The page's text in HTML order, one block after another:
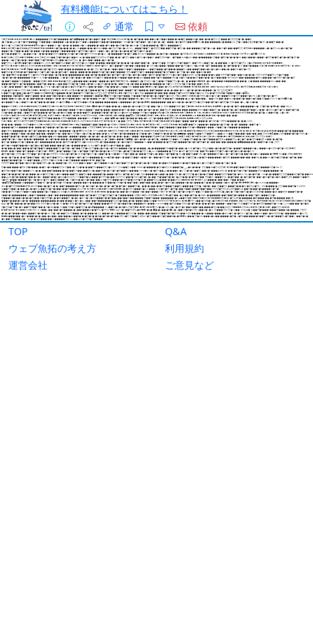
有料機能についてはこちら！
通常
依頼
TOP
Q&A
ウェブ魚拓の考え方
利用規約
運営会社
ご意見など